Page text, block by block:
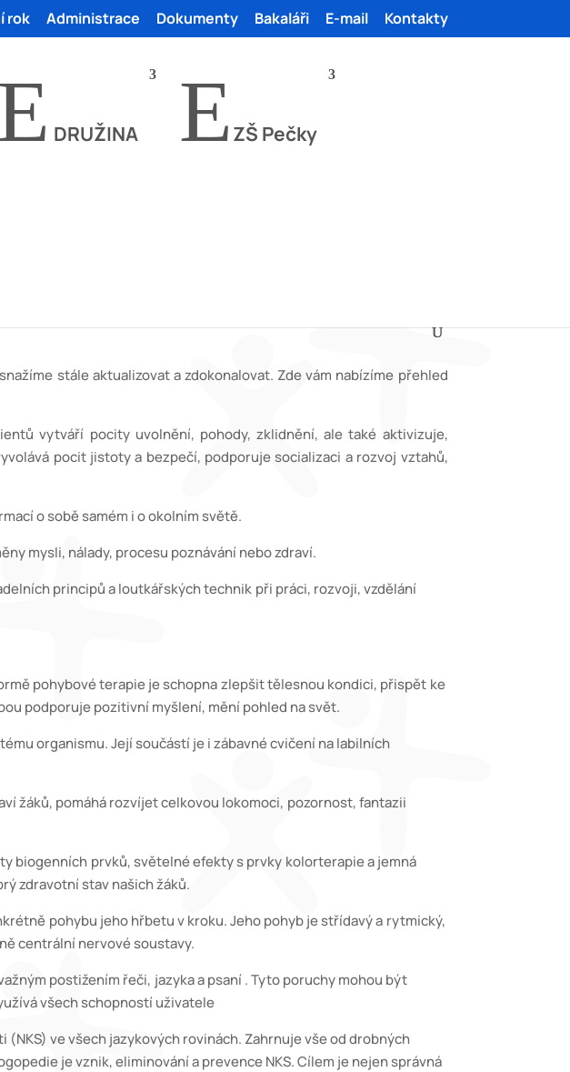
rok Administrace Dokumenty Bakaláři E-mail Kontakty
DRUŽINA E ZŠ Pečky
stále aktualizovat a zdokonalovat. Zde vám nabízíme přehled
vytváří pocity uvolnění, pohody, zklidnění, ale také aktivizuje,
pocit jistoty a bezpečí, podporuje socializaci a rozvoj vztahů,
o sobě samém i o okolním světě.
mysli, nálady, procesu poznávání nebo zdraví.
principů a loutkářských technik při práci, rozvoji, vzdělání
pohybové terapie je schopna zlepšit tělesnou kondici, přispět ke
pozitivní myšlení, mění pohled na svět.
organismu. Její součástí je i zábavné cvičení na labilních
žáků, pomáhá rozvíjet celkovou lokomoci, pozornost, fantazii
biogenních prvků, světelné efekty s prvky kolorterapie a jemná
stav našich žáků.
pohybu jeho hřbetu v kroku. Jeho pohyb je střídavý a rytmický,
centrální nervové soustavy.
postižením řeči, jazyka a psaní . Tyto poruchy mohou být
všech schopností uživatele
(NKS) ve všech jazykových rovinách. Zahrnuje vše od drobných
je vznik, eliminování a prevence NKS. Cílem je nejen správná